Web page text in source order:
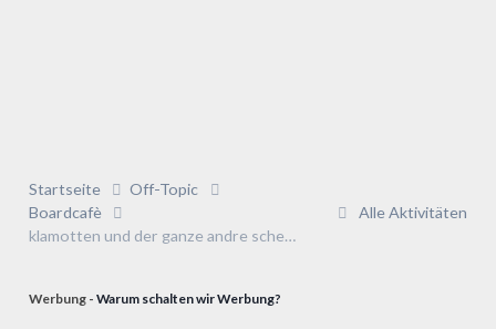
Alle Aktivitäten
Startseite
Off-Topic
Boardcafè
klamotten und der ganze andre scheiß
Werbung -Warum schalten wir Werbung?